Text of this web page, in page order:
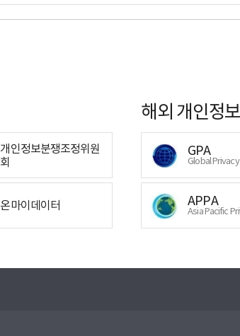
개인정보분쟁조정위원
회
온마이데이터
해외 개인정
GPA
Global
APPA
Asia Pacific